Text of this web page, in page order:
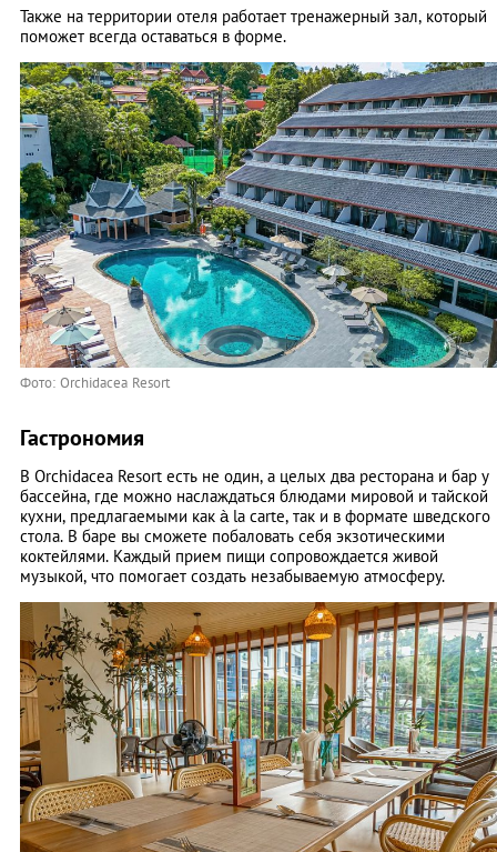
Также на территории отеля работает тренажерный зал, который
поможет всегда оставаться в форме.
Фото: Orchidacea Resort
Гастрономия
В Orchidacea Resort есть не один, а целых два ресторана и бар у
бассейна, где можно наслаждаться блюдами мировой и тайской
кухни, предлагаемыми как à la carte, так и в формате шведского
стола. В баре вы сможете побаловать себя экзотическими
коктейлями. Каждый прием пищи сопровождается живой
музыкой, что помогает создать незабываемую атмосферу.